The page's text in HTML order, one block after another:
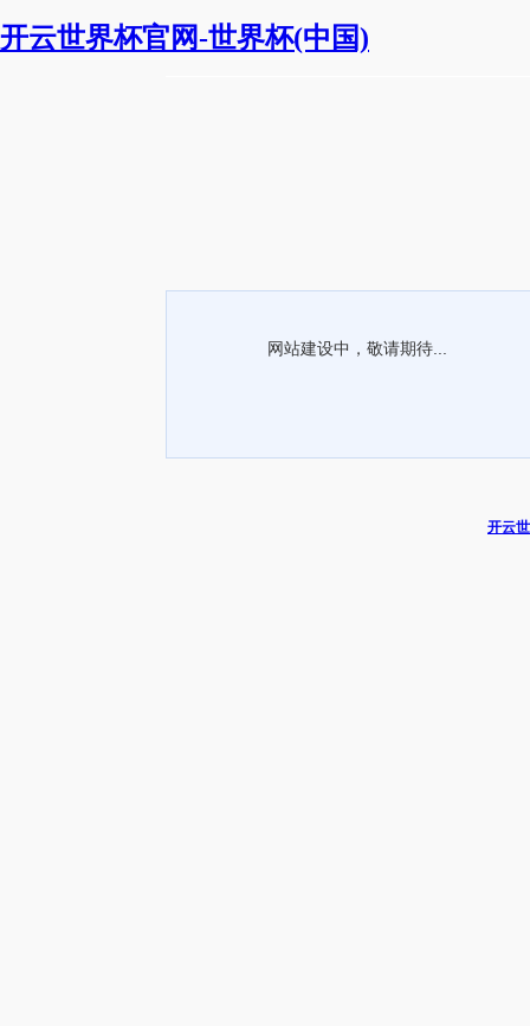
开云世界杯官网-世界杯(中国)
网站建设中，敬请期待...
开云